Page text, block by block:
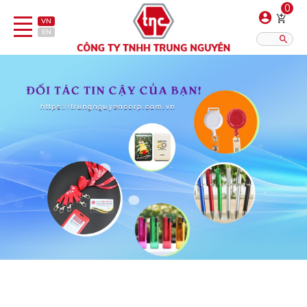
VN
EN
0
Bút
Bật lửa
Đồ sứ quà tặng
Bình/ca giữ nhiệt
Dây đeo & Phụ kiện